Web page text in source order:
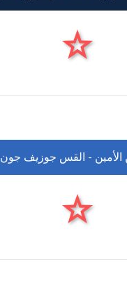
الأمين - القس جوزيف جون